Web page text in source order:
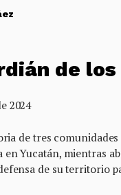
de
2024
de tres
Yucatán, mientras
de su territorio